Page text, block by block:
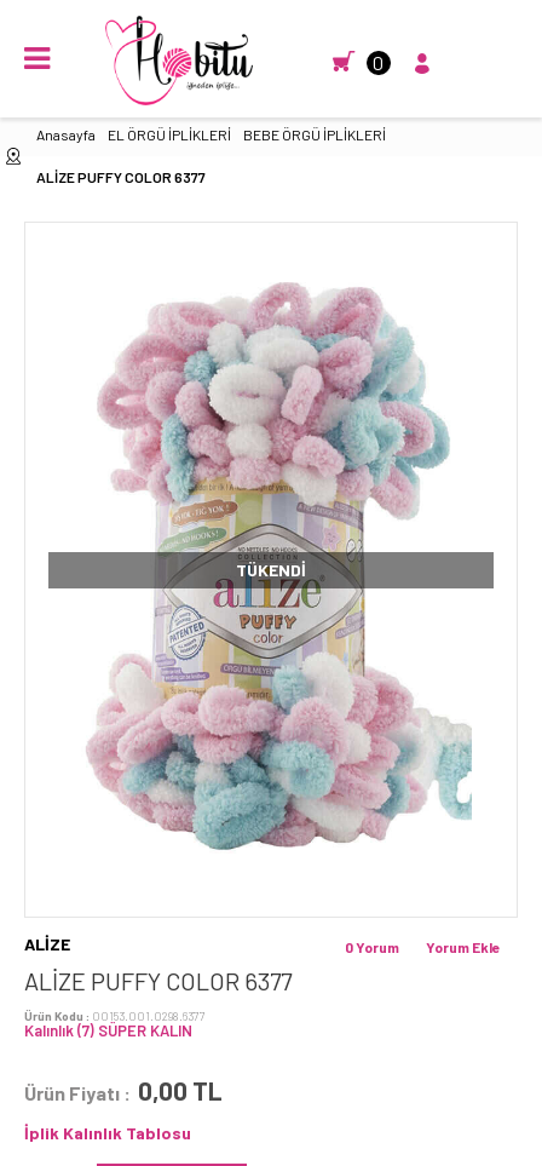
0
Anasayfa EL ÖRGÜ İPLİKLERİ BEBE ÖRGÜ İPLİKLERİ
ALİZE PUFFY COLOR 6377
TÜKENDI
ALİZE
ALİZE PUFFY COLOR 6377
Ürün Kodu : 00153.001.0298.6377
Kalınlık (7) SÜPER KALIN
Yorum Ekle
0 Yorum
Ürün Fiyatı : 0,00 TL
İplik Kalınlık Tablosu